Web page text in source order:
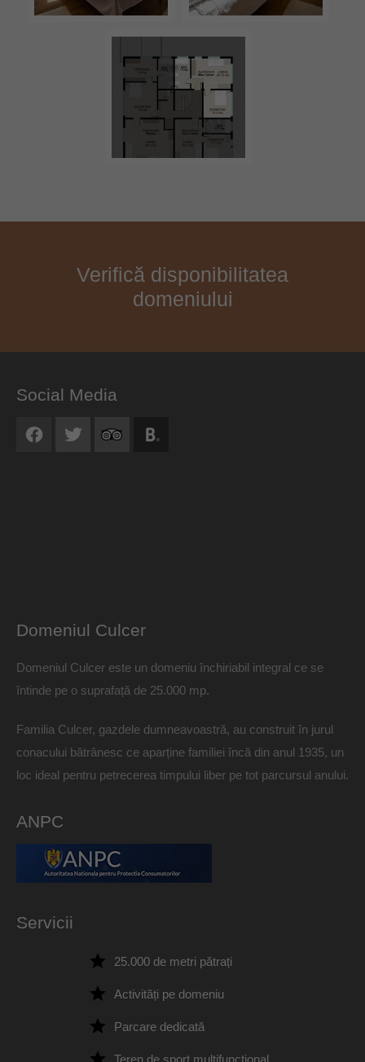
Verifică disponibilitatea
domeniului
Social Media
Domeniul Culcer
Domeniul Culcer este un domeniu închiriabil integral ce se
întinde pe o suprafață de 25.000 mp.
Familia Culcer, gazdele dumneavoastră, au construit în jurul
conacului bătrânesc ce aparține familiei încă din anul 1935, un
loc ideal pentru petrecerea timpului liber pe tot parcursul anului.
ANPC
Servicii
25.000 de metri pătrați
Activități pe domeniu
Parcare dedicată